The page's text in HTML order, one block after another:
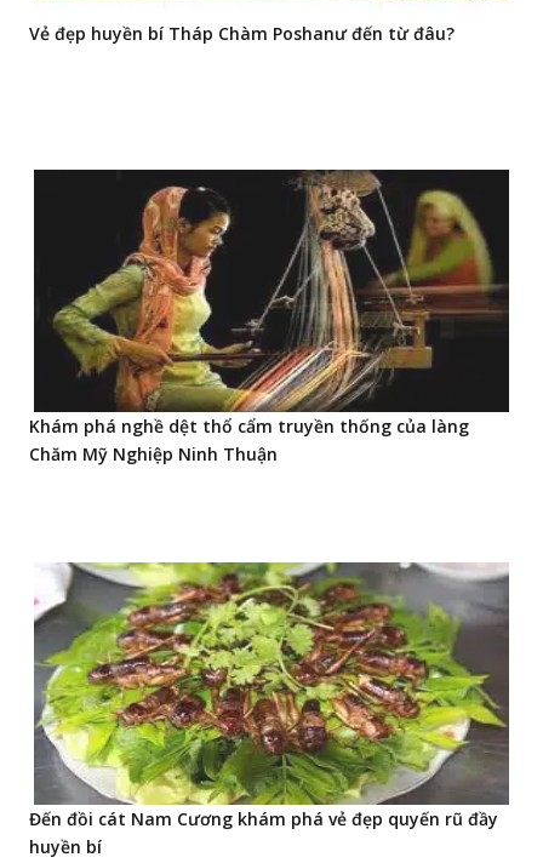
Vẻ đẹp huyền bí Tháp Chàm Poshanư đến từ đâu?
Khám phá nghề dệt thổ cẩm truyền thống của làng
Chăm Mỹ Nghiệp Ninh Thuận
Đến đồi cát Nam Cương khám phá vẻ đẹp quyến rũ đầy
huyền bí